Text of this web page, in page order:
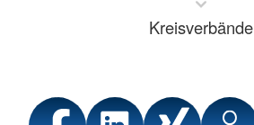
Kreisverbände